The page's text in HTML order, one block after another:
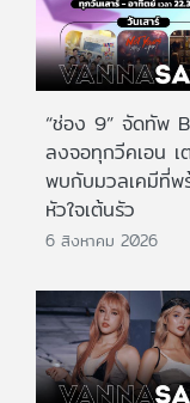
“ช่อง 9” จัดทัพ
ลงจอทุกวีคเอน เ
พบกับมวลเคมีที่พ
หัวใจเต้นรัว
6 สิงหาคม 2026